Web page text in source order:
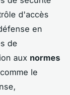
d'accès
en
de
aux normes
le
,